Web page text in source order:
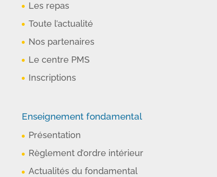
Les repas
Toute l’actualité
Nos partenaires
Le centre PMS
Inscriptions
Enseignement fondamental
Présentation
Règlement d’ordre intérieur
Actualités du fondamental